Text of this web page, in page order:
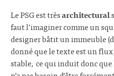
Le PSG est trèsarchitectural
faut l’imaginer comme un
designer bâtit un immeuble
donné que le texte est un
stable, ce qui induit donc